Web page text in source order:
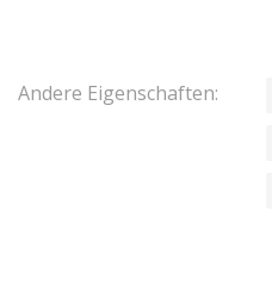
Andere Eigenschaften: